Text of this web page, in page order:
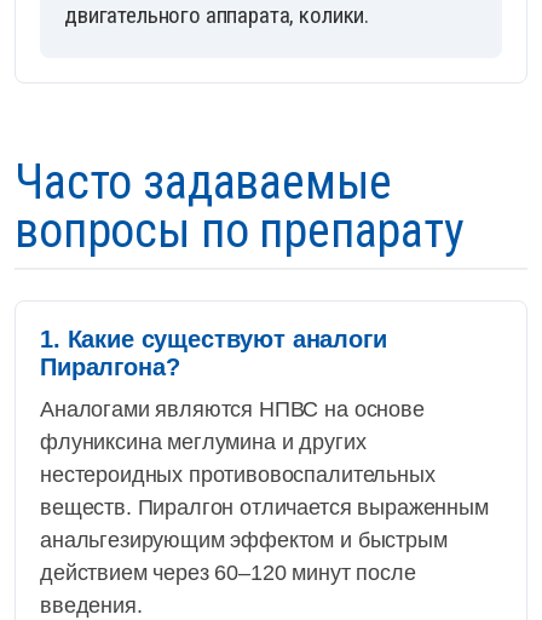
двигательного аппарата, колики.
Часто задаваемые
вопросы по препарату
1. Какие существуют аналоги
Пиралгона?
Аналогами являются НПВС на основе
флуниксина меглумина и других
нестероидных противовоспалительных
веществ. Пиралгон отличается выраженным
анальгезирующим эффектом и быстрым
действием через 60–120 минут после
введения.